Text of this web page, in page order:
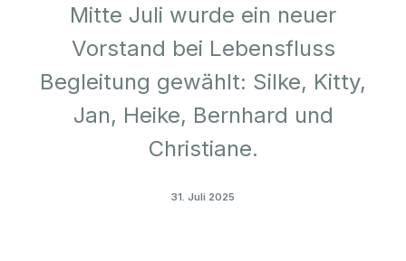
Mitte Juli wurde ein neuer
Vorstand bei Lebensfluss
Begleitung gewählt: Silke, Kitty,
Jan, Heike, Bernhard und
Christiane.
31. Juli 2025